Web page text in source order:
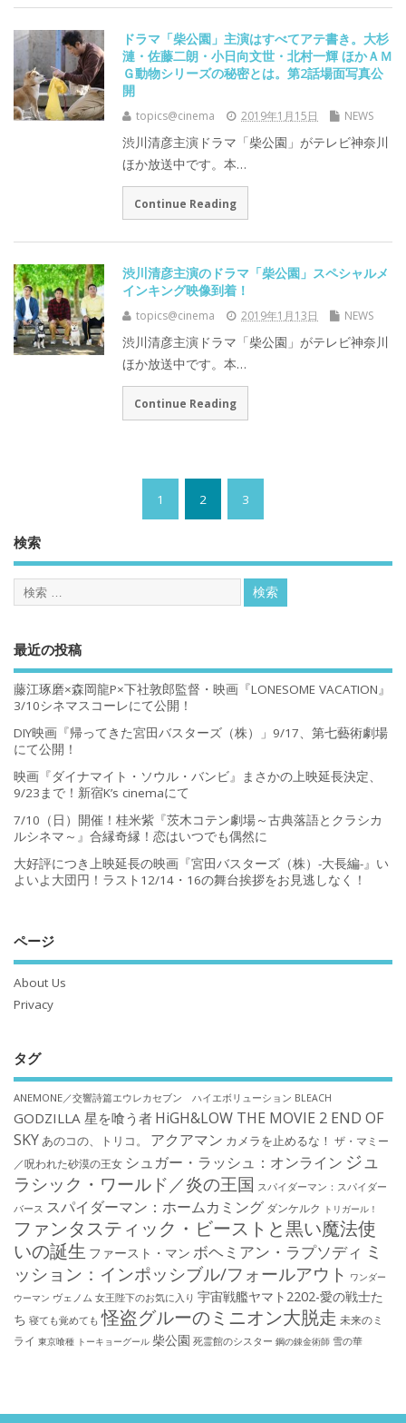
ドラマ「柴公園」主演はすべてアテ書き。大杉
漣・佐藤二朗・小日向文世・北村一輝 ほかＡＭ
Ｇ動物シリーズの秘密とは。第2話場面写真公
開
topics@cinema 2019年1月15日 NEWS
渋川清彦主演ドラマ「柴公園」がテレビ神奈川
ほか放送中です。本…
Continue Reading
渋川清彦主演のドラマ「柴公園」スペシャルメ
インキング映像到着！
topics@cinema 2019年1月13日 NEWS
渋川清彦主演ドラマ「柴公園」がテレビ神奈川
ほか放送中です。本…
Continue Reading
1 2 3
検索
最近の投稿
藤江琢磨×森岡龍P×下社敦郎監督・映画『LONESOME VACATION』
3/10シネマスコーレにて公開！
DIY映画『帰ってきた宮田バスターズ（株）」9/17、第七藝術劇場
にて公開！
映画『ダイナマイト・ソウル・バンビ』まさかの上映延長決定、
9/23まで！新宿K’s cinemaにて
7/10（日）開催！桂米紫『茨木コテン劇場～古典落語とクラシカ
ルシネマ～』合縁奇縁！恋はいつでも偶然に
大好評につき上映延長の映画『宮田バスターズ（株）-大長編-』い
よいよ大団円！ラスト12/14・16の舞台挨拶をお見逃しなく！
ページ
About Us
Privacy
タグ
ANEMONE／交響詩篇エウレカセブン ハイエボリューション BLEACH
GODZILLA 星を喰う者 HiGH&LOW THE MOVIE 2 END OF
SKYあのコの、トリコ。 アクアマン カメラを止めるな！ ザ・マミー
／呪われた砂漠の王女 シュガー・ラッシュ：オンライン ジュ
ラシック・ワールド／炎の王国 スパイダーマン：スパイダー
バース スパイダーマン：ホームカミング ダンケルク トリガール！
ファンタスティック・ビーストと黒い魔法使
いの誕生 ファースト・マン ボヘミアン・ラプソディ ミ
ッション：インポッシブル/フォールアウト ワンダー
ウーマン ヴェノム 女王陛下のお気に入り 宇宙戦艦ヤマト2202-愛の戦士た
ち 寝ても覚めても 怪盗グルーのミニオン大脱走 未来のミ
ライ 東京喰種 トーキョーグール 柴公園 死霊館のシスター 鋼の錬金術師 雪の華